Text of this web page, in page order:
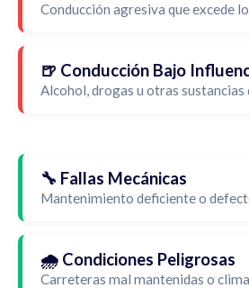
Conducción agresiva que excede
🍺 Conducción Bajo
Alcohol, drogas u otras sustancias
🔧 Fallas Mecánicas
Mantenimiento deficiente o
🌧️ Condiciones Peligrosas
Carreteras mal mantenidas o